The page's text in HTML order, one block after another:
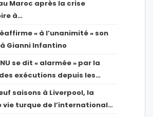
Maroc après la crise
à…
« à l’unanimité » son
Gianni Infantino
se dit « alarmée » par la
exécutions depuis les…
saisons à Liverpool, la
vie turque de l’international…